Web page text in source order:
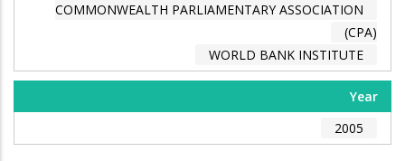
COMMONWEALTH PARLIAMENTARY ASSOCIATION
(CPA)
WORLD BANK INSTITUTE
Year
2005